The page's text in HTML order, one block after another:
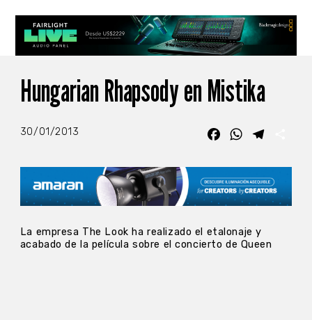
Hungarian Rhapsody en Mistika
30/01/2013 FacebookWhatsApp
La empresa The Look ha realizado el etalonaje y
acabado de la película sobre el concierto de Queen